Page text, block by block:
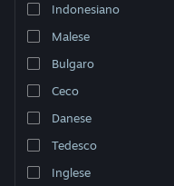
Indonesiano
Malese
Bulgaro
Ceco
Danese
Tedesco
Inglese